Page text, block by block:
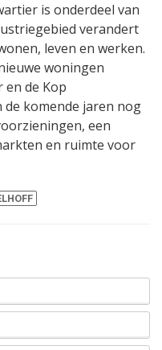
is onderdeel van
verandert
leven en werken.
woningen
de Kop
komende jaren nog
een
en ruimte voor